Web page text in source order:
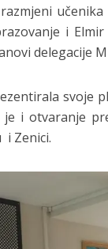
i
delegacije
svoje
i otvaranje
i Zenici.